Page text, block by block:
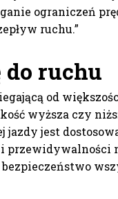
ograniczeń
ruchu.”
do ruchu
od
wyższa czy
jazdy jest
przewidywalności